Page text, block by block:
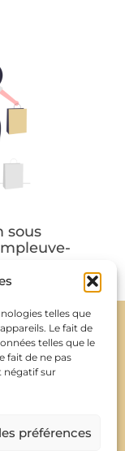
telles que
Le fait de
telles que le
fait de ne pas
négatif sur
préférences
sous